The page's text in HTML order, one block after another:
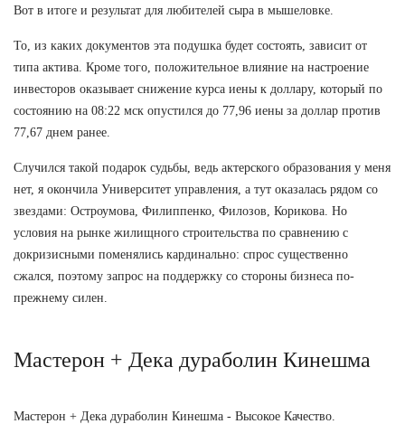
Вот в итоге и результат для любителей сыра в мышеловке.
То, из каких документов эта подушка будет состоять, зависит от
типа актива. Кроме того, положительное влияние на настроение
инвесторов оказывает снижение курса иены к доллару, который по
состоянию на 08:22 мск опустился до 77,96 иены за доллар против
77,67 днем ранее.
Случился такой подарок судьбы, ведь актерского образования у меня
нет, я окончила Университет управления, а тут оказалась рядом со
звездами: Остроумова, Филиппенко, Филозов, Корикова. Но
условия на рынке жилищного строительства по сравнению с
докризисными поменялись кардинально: спрос существенно
сжался, поэтому запрос на поддержку со стороны бизнеса по-
прежнему силен.
Мастерон + Дека дураболин Кинешма
Мастерон + Дека дураболин Кинешма - Высокое Качество.